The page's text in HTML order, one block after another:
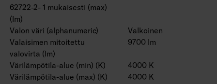
62722-2- 1 mukaisesti (max)
(lm)
Valon väri (alphanumeric)
Valkoinen
Valaisimen mitoitettu
valovirta (lm)
9700 lm
Värilämpötila-alue (min) (K)
4000 K
Värilämpötila-alue (max) (K)
4000 K